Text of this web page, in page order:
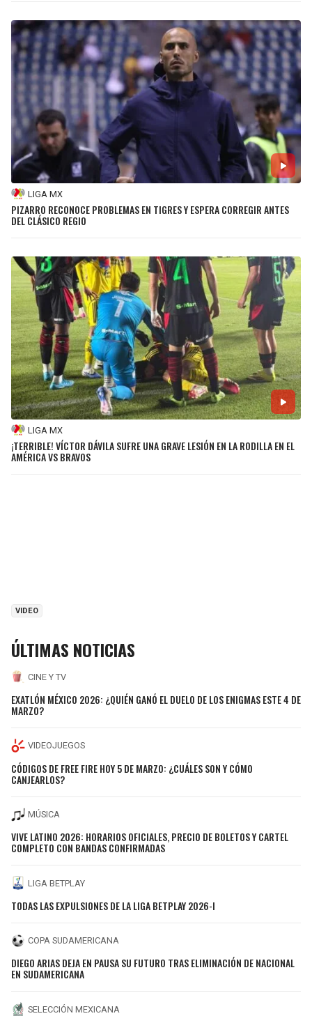
LIGA MX
PIZARRO RECONOCE PROBLEMAS EN TIGRES Y ESPERA CORREGIR ANTES
DEL CLÁSICO REGIO
LIGA MX
¡TERRIBLE! VÍCTOR DÁVILA SUFRE UNA GRAVE LESIÓN EN LA RODILLA EN EL
AMÉRICA VS BRAVOS
VIDEO
ÚLTIMAS NOTICIAS
CINE Y TV
EXATLÓN MÉXICO 2026: ¿QUIÉN GANÓ EL DUELO DE LOS ENIGMAS ESTE 4 DE
MARZO?
VIDEOJUEGOS
CÓDIGOS DE FREE FIRE HOY 5 DE MARZO: ¿CUÁLES SON Y CÓMO
CANJEARLOS?
MÚSICA
VIVE LATINO 2026: HORARIOS OFICIALES, PRECIO DE BOLETOS Y CARTEL
COMPLETO CON BANDAS CONFIRMADAS
LIGA BETPLAY
TODAS LAS EXPULSIONES DE LA LIGA BETPLAY 2026-I
COPA SUDAMERICANA
DIEGO ARIAS DEJA EN PAUSA SU FUTURO TRAS ELIMINACIÓN DE NACIONAL
EN SUDAMERICANA
SELECCIÓN MEXICANA